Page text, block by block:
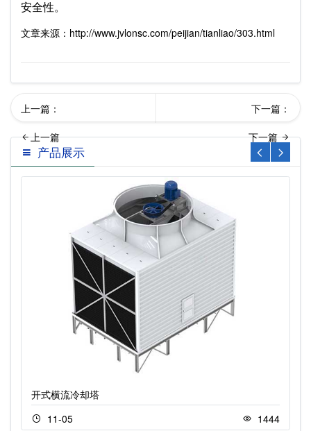
安全性。
文章来源：http://www.jvlonsc.com/peijian/tianliao/303.html
上一篇：
川成都冷却塔填料…
下一篇：
接工厂各型号冷却塔填料更
产品展示
开式横流冷却塔
11-05
1444